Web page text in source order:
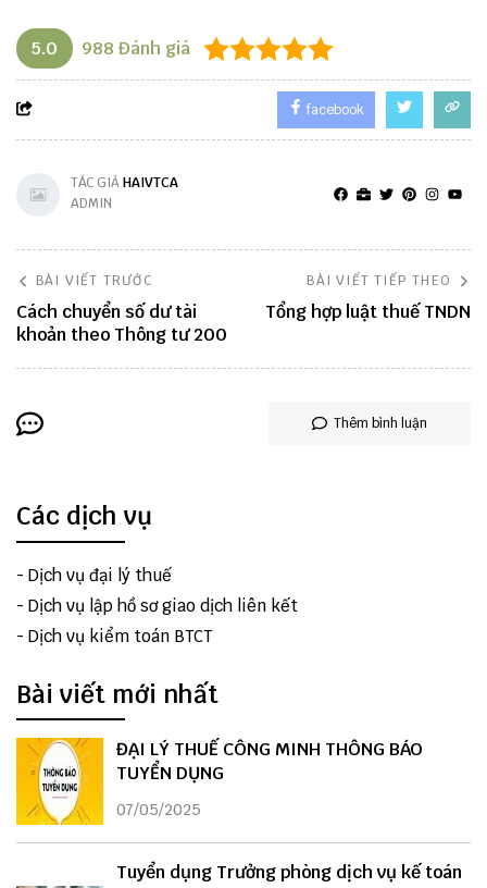
5.0 988 Đánh giá
facebook
TÁC GIẢHAIVTCA
ADMIN
BÀI VIẾT TRƯỚC
Cách chuyển số dư tài
khoản theo Thông tư 200
BÀI VIẾT TIẾP THEO
Tổng hợp luật thuế TNDN
Thêm bình luận
Các dịch vụ
- Dịch vụ đại lý thuế
- Dịch vụ lập hồ sơ giao dịch liên kết
- Dịch vụ kiểm toán BTCT
Bài viết mới nhất
ĐẠI LÝ THUẾ CÔNG MINH THÔNG BÁO
TUYỂN DỤNG
07/05/2025
Tuyển dụng Trưởng phòng dịch vụ kế toán